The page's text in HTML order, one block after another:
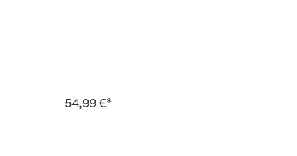
54,99 €*